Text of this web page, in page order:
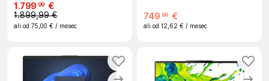
1 .799 99 €
1.899,99 €
ali od 75,00 € / mesec
749 99 €
ali od 12,62 € / mesec